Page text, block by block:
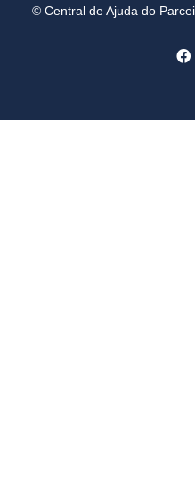
© Central de Ajuda do